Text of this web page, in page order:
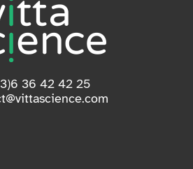
36 42 42 25